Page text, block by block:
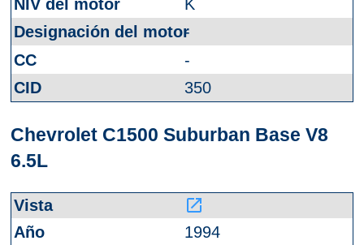
K
-
-
350
Chevrolet C1500 Suburban Base V8
6.5L
launch
1994